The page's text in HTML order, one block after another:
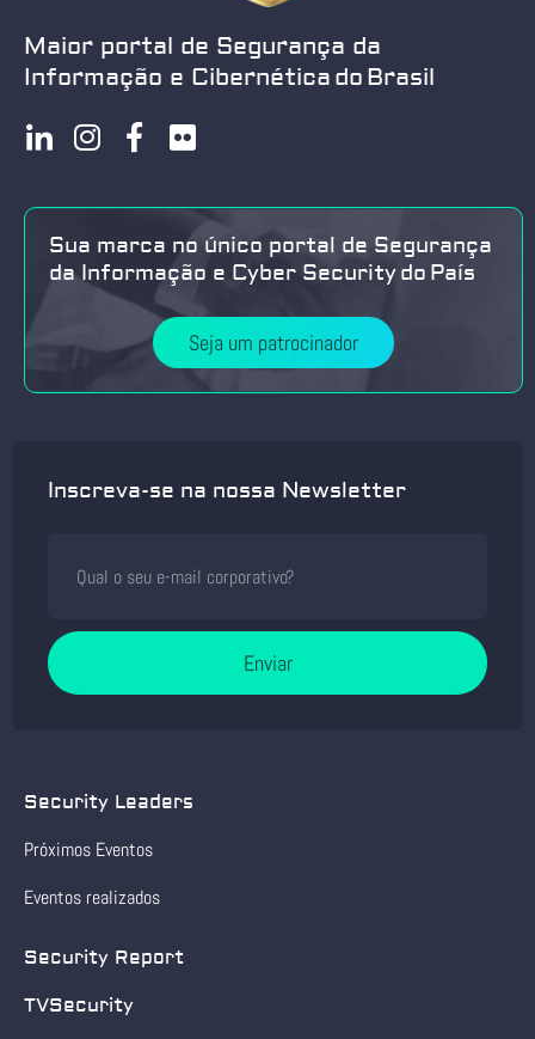
Maior portal de Segurança da
Informação e Cibernética do Brasil
Sua marca no único portal de Segurança
da Informação e Cyber Security do País
Seja um patrocinador
Inscreva-se na nossa Newsletter
Enviar
Security Leaders
Próximos Eventos
Eventos realizados
Security Report
TVSecurity